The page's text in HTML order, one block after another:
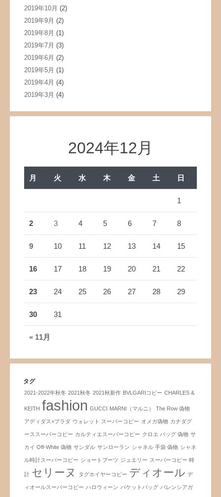
2019年10月 (2)
2019年9月 (2)
2019年8月 (1)
2019年7月 (3)
2019年6月 (2)
2019年5月 (1)
2019年4月 (4)
2019年3月 (4)
2024年12月
月 火 水 木 金 土 日
« 11月
1
2 3 4 5 6 7 8
9 10 11 12 13 14 15
16 17 18 19 20 21 22
23 24 25 26 27 28 29
30 31
タグ
2021-2022年秋冬 2021秋冬 2021秋新作 BVLGARIコピー CHARLES &
KEITH fashion GUCCI MARNI（マルニ） The Row 偽物
アディダス×プラダ ウォレット スーパーコピー オメガ偽物 カナダグ
ーススーパーコピー カルティエスーパーコピー クロエ バッグ 偽物 サ
カイ Off-White 偽物 サンダル サンローラン シャネル 手袋 偽物 シャネ
ル時計スーパーコピー ショートブーツ ジュエリー スーパーコピー 時
計 セリーヌ タグホイヤーコピー ディオール デ
ィオールスーパーコピー ハロウィーン バケットバッグ バレンシアガ